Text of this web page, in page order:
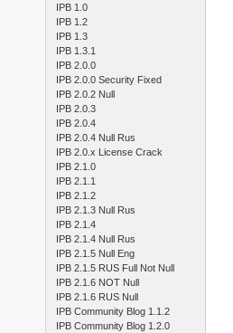
IPB 1.0
IPB 1.2
IPB 1.3
IPB 1.3.1
IPB 2.0.0
IPB 2.0.0 Security Fixed
IPB 2.0.2 Null
IPB 2.0.3
IPB 2.0.4
IPB 2.0.4 Null Rus
IPB 2.0.x License Crack
IPB 2.1.0
IPB 2.1.1
IPB 2.1.2
IPB 2.1.3 Null Rus
IPB 2.1.4
IPB 2.1.4 Null Rus
IPB 2.1.5 Null Eng
IPB 2.1.5 RUS Full Not Null
IPB 2.1.6 NOT Null
IPB 2.1.6 RUS Null
IPB Community Blog 1.1.2
IPB Community Blog 1.2.0